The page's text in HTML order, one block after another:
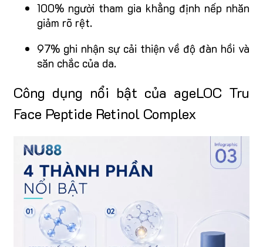
100% người tham gia khẳng định nếp nhăn
giảm rõ rệt.
97% ghi nhận sự cải thiện về độ đàn hồi và
săn chắc của da.
Công dụng nổi bật của ageLOC Tru
Face Peptide Retinol Complex